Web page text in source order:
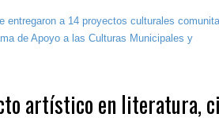
entregaron a 14 proyectos culturales
de Apoyo a las Culturas Municipales y
artístico en literatura,